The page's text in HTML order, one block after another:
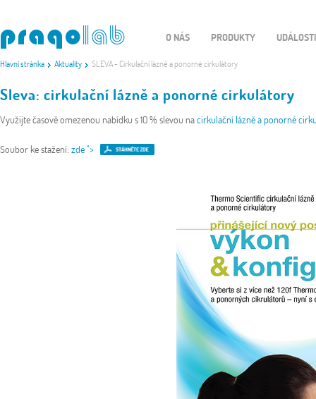
Hlavní stránka Aktuality SLEVA - Cirkulační lázně a ponorné cirkulátory
O NÁS PRODUKTY UDÁLOSTI
Sleva: cirkulační lázně a ponorné cirkulátory
Využijte časově omezenou nabídku s 10 % slevou nacirkulační lázně a ponorné
Soubor ke stažení: zde">